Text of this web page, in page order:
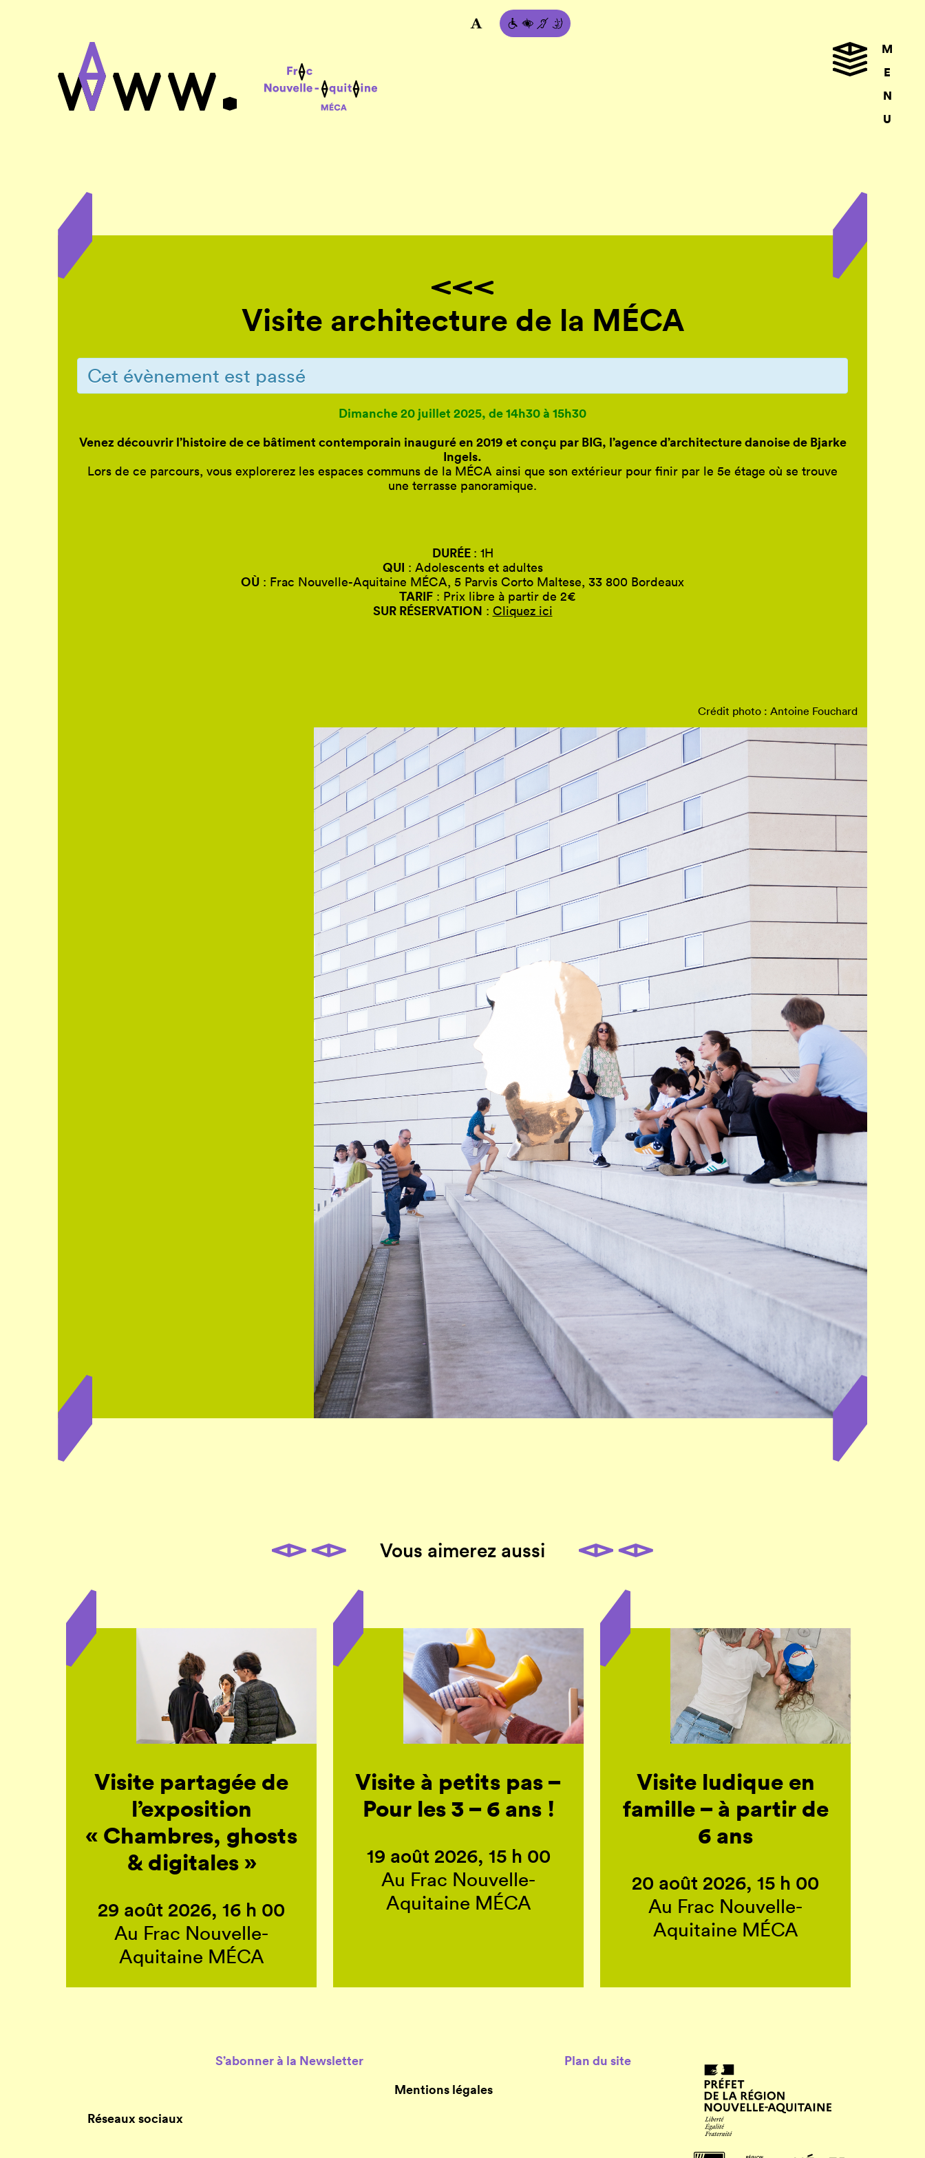
M
E
N
U
Visite architecture de la MÉCA
Cet évènement est passé
Dimanche 20 juillet 2025, de 14h30 à 15h30
Venez découvrir l’histoire de ce bâtiment contemporain inauguré en 2019 et conçu par BIG, l’agence d’architecture danoise de Bjarke
Ingels.
Lors de ce parcours, vous explorerez les espaces communs de la MÉCA ainsi que son extérieur pour finir par le 5e étage où se trouve
une terrasse panoramique.
DURÉE : 1H
QUI : Adolescents et adultes
OÙ : Frac Nouvelle-Aquitaine MÉCA, 5 Parvis Corto Maltese, 33 800 Bordeaux
TARIF : Prix libre à partir de 2€
SUR RÉSERVATION : Cliquez ici
Crédit photo : Antoine Fouchard
Vous aimerez aussi
Visite partagée de
l’exposition
« Chambres, ghosts
& digitales »
29 août 2026, 16 h 00
Au Frac Nouvelle-
Aquitaine MÉCA
Visite à petits pas –
Pour les 3 – 6 ans !
19 août 2026, 15 h 00
Au Frac Nouvelle-
Aquitaine MÉCA
Visite ludique en
famille – à partir de
6 ans
20 août 2026, 15 h 00
Au Frac Nouvelle-
Aquitaine MÉCA
Réseaux sociaux
S’abonner à la Newsletter
Mentions légales
Plan du site